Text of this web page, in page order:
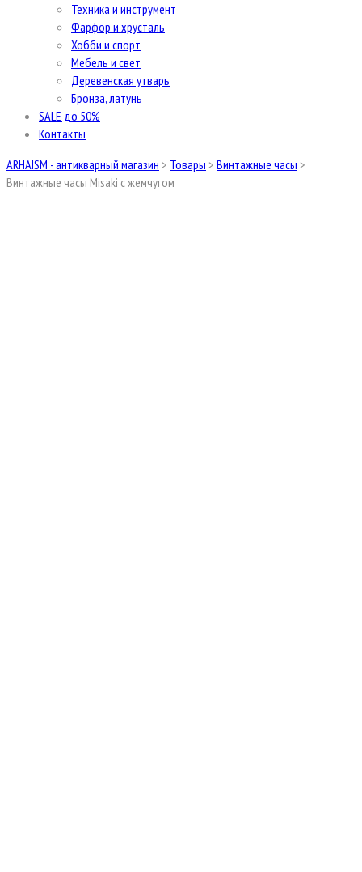
Техника и инструмент
Фарфор и хрусталь
Хобби и спорт
Мебель и свет
Деревенская утварь
Бронза, латунь
SALE до 50%
Контакты
ARHAISM - антикварный магазин > Товары > Винтажные часы >
Винтажные часы Misaki с жемчугом